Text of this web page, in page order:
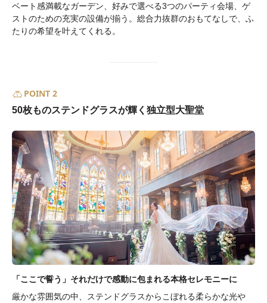
ベート感満載なガーデン、好みで選べる3つのパーティ会場、ゲ
ストのための充実の設備が揃う。総合力抜群のおもてなしで、ふ
たりの希望を叶えてくれる。
POINT 2
50枚ものステンドグラスが輝く独立型大聖堂
「ここで誓う」それだけで感動に包まれる本格セレモニーに
厳かな雰囲気の中、ステンドグラスからこぼれる柔らかな光や